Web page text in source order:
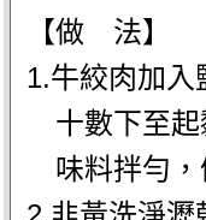
【做 法】
1.牛絞肉加入
十數下至
味料拌勻，